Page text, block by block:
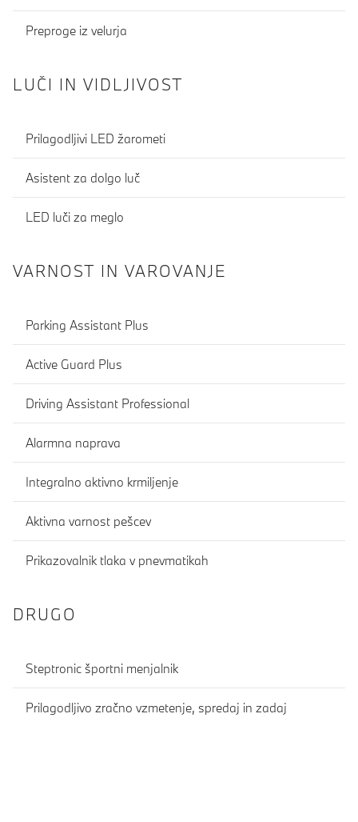
Preproge iz velurja
LUČI IN VIDLJIVOST
Prilagodljivi LED žarometi
Asistent za dolgo luč
LED luči za meglo
VARNOST IN VAROVANJE
Parking Assistant Plus
Active Guard Plus
Driving Assistant Professional
Alarmna naprava
Integralno aktivno krmiljenje
Aktivna varnost pešcev
Prikazovalnik tlaka v pnevmatikah
DRUGO
Steptronic športni menjalnik
Prilagodljivo zračno vzmetenje, spredaj in zadaj